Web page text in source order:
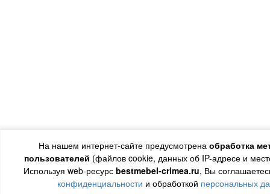
На нашем интернет-сайте предусмотрена обработка
пользователей (файлов cookie, данных об IP-адресе и
Используя web-ресурс bestmebel-crimea.ru, Вы
конфиденциальности и обработкой персональных